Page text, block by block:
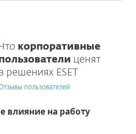
корпоративные
ценят
решениях ESET
пользователей
влияние на работу